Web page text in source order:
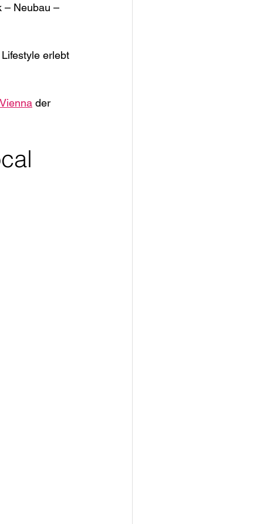
– Neubau –
erlebt
der